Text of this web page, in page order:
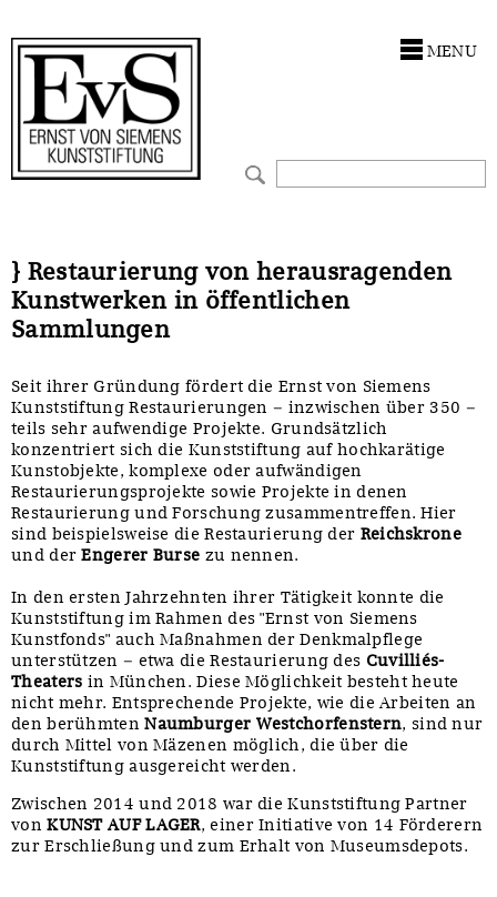
MENU
} Restaurierung von herausragenden
Kunstwerken in öffentlichen
Sammlungen
Seit ihrer Gründung fördert die Ernst von Siemens
Kunststiftung Restaurierungen – inzwischen über 350 –
teils sehr aufwendige Projekte. Grundsätzlich
konzentriert sich die Kunststiftung auf hochkarätige
Kunstobjekte, komplexe oder aufwändigen
Restaurierungsprojekte sowie Projekte in denen
Restaurierung und Forschung zusammentreffen. Hier
sind beispielsweise die Restaurierung der Reichskrone
und derEngerer Burse zu nennen.
In den ersten Jahrzehnten ihrer Tätigkeit konnte die
Kunststiftung im Rahmen des "Ernst von Siemens
Kunstfonds" auch Maßnahmen der Denkmalpflege
unterstützen – etwa die Restaurierung des Cuvilliés-
Theaters in München. Diese Möglichkeit besteht heute
nicht mehr. Entsprechende Projekte, wie die Arbeiten an
den berühmtenNaumburger Westchorfenstern, sind nur
durch Mittel von Mäzenen möglich, die über die
Kunststiftung ausgereicht werden.
Zwischen 2014 und 2018 war die Kunststiftung Partner
vonKUNST AUF LAGER, einer Initiative von 14 Förderern
zur Erschließung und zum Erhalt von Museumsdepots.
Förderphilosophie
Gremien
Presse und Neuigkeiten
Ankauf
Restaurierungen
Werkverzeichnisse
Zwischenfinanzierung